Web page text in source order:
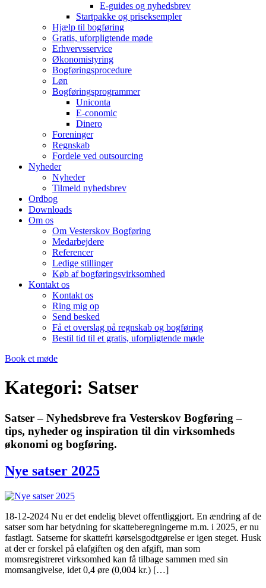
E-guides og nyhedsbrev
Startpakke og priseksempler
Hjælp til bogføring
Gratis, uforpligtende møde
Erhvervsservice
Økonomistyring
Bogføringsprocedure
Løn
Bogføringsprogrammer
Uniconta
E-conomic
Dinero
Foreninger
Regnskab
Fordele ved outsourcing
Nyheder
Nyheder
Tilmeld nyhedsbrev
Ordbog
Downloads
Om os
Om Vesterskov Bogføring
Medarbejdere
Referencer
Ledige stillinger
Køb af bogføringsvirksomhed
Kontakt os
Kontakt os
Ring mig op
Send besked
Få et overslag på regnskab og bogføring
Bestil tid til et gratis, uforpligtende møde
Book et møde
Kategori: Satser
Satser – Nyhedsbreve fra Vesterskov Bogføring –
tips, nyheder og inspiration til din virksomheds
økonomi og bogføring.
Nye satser 2025
18-12-2024 Nu er det endelig blevet offentliggjort. En ændring af de
satser som har betydning for skatteberegningerne m.m. i 2025, er nu
fastlagt. Satserne for skattefri kørselsgodtgørelse er igen steget. Husk
at der er forskel på elafgiften og den afgift, man som
momsregistreret virksomhed kan få tilbage sammen med sin
momsangivelse, idet 0,4 øre (0,004 kr.) […]